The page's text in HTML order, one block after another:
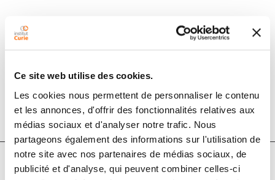
Ce site web utilise des cookies.
Les cookies nous permettent de personnaliser le contenu
et les annonces, d'offrir des fonctionnalités relatives aux
médias sociaux et d'analyser notre trafic. Nous
partageons également des informations sur l'utilisation de
notre site avec nos partenaires de médias sociaux, de
publicité et d'analyse, qui peuvent combiner celles-ci
DOI :10.1016/j.dld.2020.03.014